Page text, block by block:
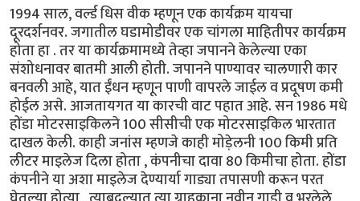
1994 साल, वर्ल्ड धिस वीक म्हणून एक कार्यक्रम यायचा
दूरदर्शनवर. जगातील घडामोडीवर एक चांगला माहितीपर कार्यक्रम
होता हा . तर या कार्यक्रमामध्ये तेव्हा जपानने केलेल्या एका
संशोधनावर बातमी आली होती. जपानने पाण्यावर चालणारी कार
बनवली आहे, यात ईंधन म्हणून पाणी वापरले जाईल व प्रदूषण कमी
होईल असे. आजतायगत या कारची वाट पहात आहे. सन 1986 मधे
होंडा मोटरसाइकिलने 100 सीसीची एक मोटरसाइकिल भारतात
दाखल केली. काही जनांस म्हणजे काही मोड़ेलनी 100 किमी प्रति
लीटर माइलेज दिला होता , कंपनीचा दावा 80 किमीचा होता. होंडा
कंपनीने या अशा माइलेज देण्यार्या गाड्या तपासणी करून परत